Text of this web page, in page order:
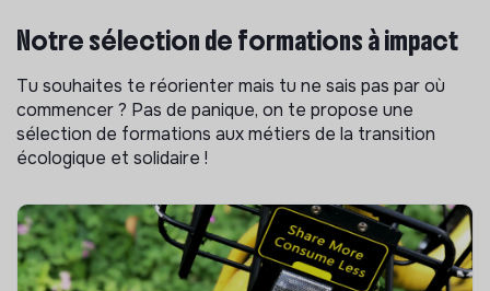
Notre sélection de formations à impact
Tu souhaites te réorienter mais tu ne sais pas par où
commencer ? Pas de panique, on te propose une
sélection de formations aux métiers de la transition
écologique et solidaire !